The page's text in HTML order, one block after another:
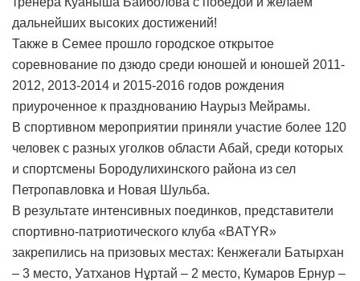
дальнейших высоких достижений!
Также в Семее прошло городское открытое
соревнование по дзюдо среди юношей и юношей 2011-
2012, 2013-2014 и 2015-2016 годов рождения
приуроченное к празднованию Наурыз Мейрамы.
В спортивном мероприятии приняли участие более 120
человек с разных уголков области Абай, среди которых
и спортсмены Бородулихинского района из сел
Петропавловка и Новая Шульба.
В результате интенсивных поединков, представители
спортивно-патриотического клуба «BATYR»
закрепились на призовых местах: Кенжеғали Батырхан
– 3 место, Уатханов Нұртай – 2 место, Кумаров Ернур –